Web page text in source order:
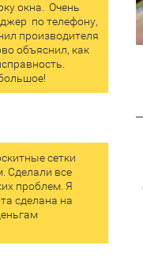
окна. Очень
по телефону,
производителя
объяснил, как
сетки
Сделали все
проблем. Я
сделана на